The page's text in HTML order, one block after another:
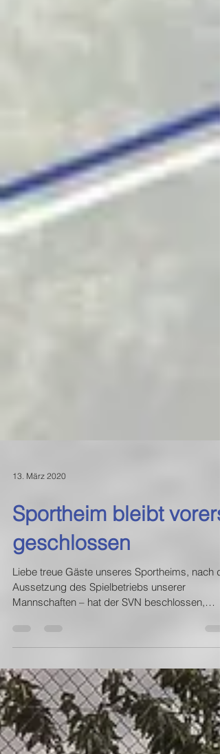
13. März 2020
Sportheim bleibt vorerst
geschlossen
Aussetzung des Spielbetriebs unserer
Mannschaften – hat der SVN beschlossen,
seiner...